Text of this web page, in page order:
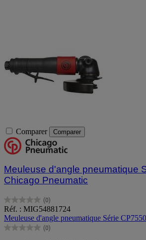
Comparer Comparer
Meuleuse d'angle pneumatique
Chicago Pneumatic
(0)
0.0
sur
5
étoiles.
Réf. : MIG54881724
Meuleuse d'angle pneumatique Série
(0)
0.0